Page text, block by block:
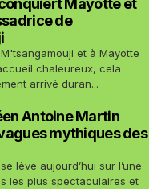
Mayotte et
de
et à Mayotte
chaleureux, cela
arrivé duran...
Antoine Martin
mythiques des
lève aujourd’hui sur l’une
les plus spectaculaires et